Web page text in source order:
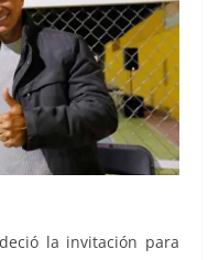
la invitación para